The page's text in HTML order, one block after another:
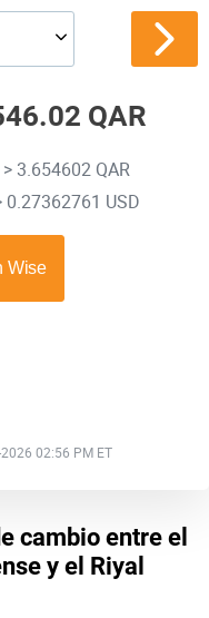
QAR
3.654602 QAR
0.27362761 USD
02:56 PM ET
cambio entre el
y el Riyal